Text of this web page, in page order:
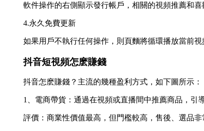
軟件操作的右側顯示發行帳戶，相關的視頻推薦和喜
4.永久免費更新
如果用戶不執行任何操作，則頁麵將循環播放當前視
抖音短視頻怎麽賺錢
抖音怎麽賺錢？主流的幾種盈利方式，如下圖所示：
1、‌‌電商帶貨‌：通過在視頻或直播間中推薦商品，引
評價：商業性價值最高，但門檻較高，售後、選品非